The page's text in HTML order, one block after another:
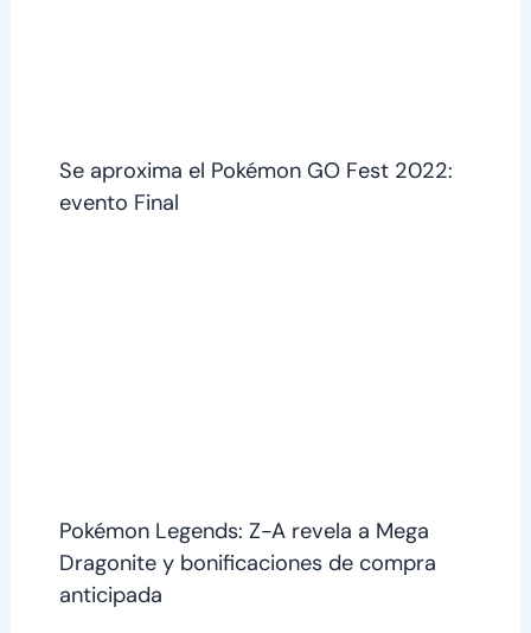
Se aproxima el Pokémon GO Fest 2022:
evento Final
Pokémon Legends: Z-A revela a Mega
Dragonite y bonificaciones de compra
anticipada